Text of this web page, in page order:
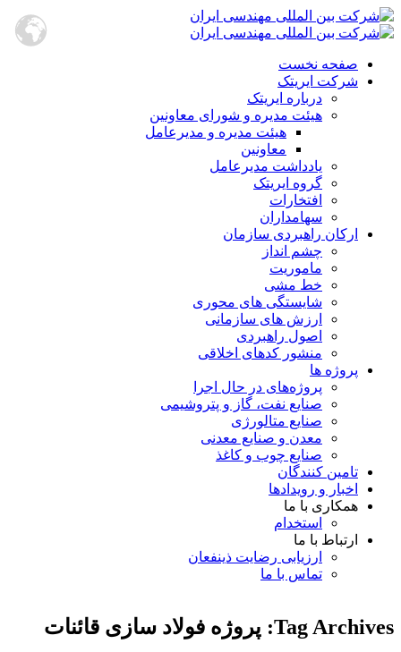
صفحه نخست
شرکت ایریتک
درباره ایریتک
هیئت مدیره و شورای معاونین
هیئت مدیره و مدیرعامل
معاونین
یادداشت مدیرعامل
گروه ایریتک
افتخارات
سهامداران
ارکان راهبردی سازمان
چشم انداز
ماموریت
خط مشی
شایستگی های محوری
ارزش های سازمانی
اصول راهبردی
منشور کدهای اخلاقی
پروژه ها
پروژه‌های در حال اجرا
صنایع نفت، گاز و پتروشیمی
صنایع متالورژی
معدن و صنایع معدنی
صنایع چوب و کاغذ
تامین کنندگان
اخبار و رویدادها
همکاری با ما
استخدام
ارتباط با ما
ارزیابی رضایت ذینفعان
تماس با ما
Tag Archives: پروژه فولاد سازی قائنات